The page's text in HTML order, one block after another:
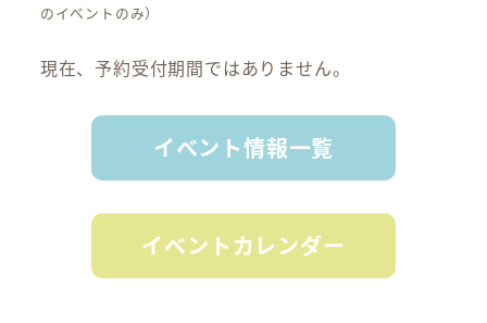
のイベントのみ）
現在、予約受付期間ではありません。
イベント情報一覧
イベントカレンダー